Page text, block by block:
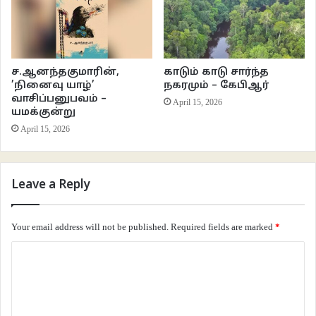
இயற்கையும் வரமளித்து பொருட்செறிவில் ஆழப்புகுந்து வர உதவுகின்றன.
பெரும்பாலான கவிதைகள் காட்சிப் படிமங்களாகவும் காட்சிப் பதிவுகளாகவும்
உள்ளன. உறவுகளின் மீதான மனிதர்களின் பாசமும் நேசமும் அவர்களின்
இயக்கத்திற்கு ஏதேனுமொரு வழியில் உதவுகின்றன. இவரோ அம்மாவைப் பேசிய
அளவிற்கு அடுத்த உறவுகள் குறித்து பெரிதாகக் கவிதைகளில் பேசவில்லை.
இருப்பினும் தன் மண் சார்ந்த மக்களுக்காகவும் அவர்களின்‌
வாழ்வியலுக்காகவும் தாழ்த்தப்பட்டவர்களுக்காகவும் கவிதைகள் மூலம் குரல்
“கனல் எழும்பும்
ச.ஆனந்தகுமாரின்,
’நினைவு யாழ்’
வாசிப்பனுபவம் –
யமக்குன்று
April 15, 2026
காடும் காடு சார்ந்த
நகரமும் – கேபிஆர்
April 15, 2026
Leave a Reply
Your email address will not be published. Required fields are marked *